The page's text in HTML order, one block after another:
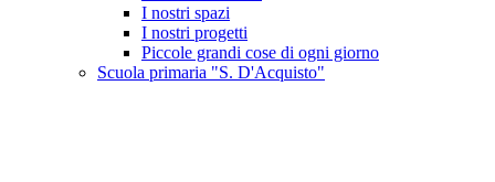
I nostri spazi
I nostri progetti
Piccole grandi cose di ogni giorno
Scuola primaria "S. D'Acquisto"